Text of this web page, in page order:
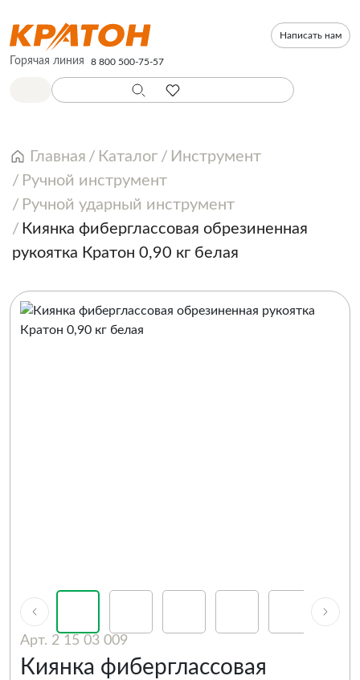
Написать нам
Горячая линия 8 800 500-75-57
Главная Каталог
Инструмент
Ручной инструмент
Ручной ударный инструмент
Киянка фиберглассовая обрезиненная
рукоятка Кратон 0,90 кг белая
Арт. 2 15 03 009
Киянка фиберглассовая